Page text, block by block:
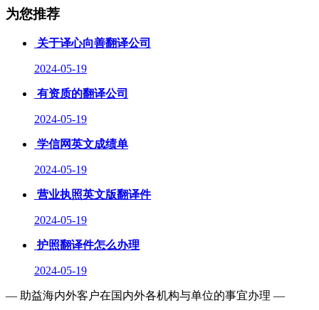
为您推荐
关于译心向善翻译公司
2024-05-19
有资质的翻译公司
2024-05-19
学信网英文成绩单
2024-05-19
营业执照英文版翻译件
2024-05-19
护照翻译件怎么办理
2024-05-19
— 助益海内外客户在国内外各机构与单位的事宜办理 —